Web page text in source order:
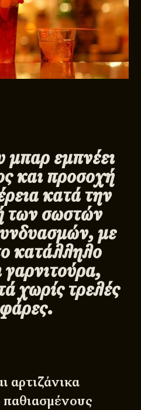
μπαρ εμπνέει
και προσοχή
κατά την
των σωστών
με
κατάλληλο
γαρνιτούρα,
χωρίς τρελές
αρτιζάνικα